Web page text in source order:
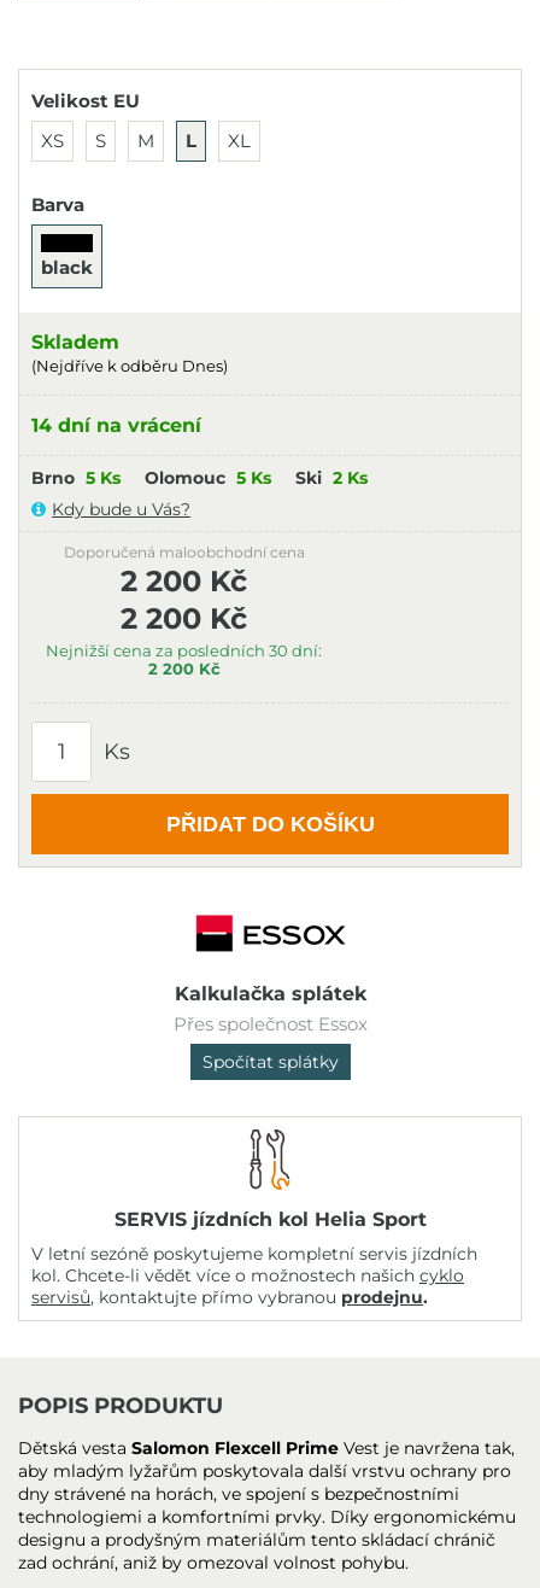
Velikost EU
XS
S M L XL
Barva
black
Skladem
(Nejdříve k odběru Dnes)
14 dní na vrácení
Brno 5 Ks Olomouc 5 Ks Ski 2 Ks
Kdy bude u Vás?
2 200 Kč
Nejnižší cena za posledních 30 dní:
2 200 Kč
Doporučená maloobchodní cena
2 200 Kč
Ks
PŘIDAT DO KOŠÍKU
Kalkulačka splátek
Přes společnost Essox
Spočítat splátky
SERVIS jízdních kol Helia Sport
V letní sezóně poskytujeme kompletní servis jízdních
kol. Chcete-li vědět více o možnostech našich cyklo
servisů, kontaktujte přímo vybranou prodejnu.
POPIS PRODUKTU
Dětská vesta Salomon Flexcell Prime Vest je navržena tak,
aby mladým lyžařům poskytovala další vrstvu ochrany pro
dny strávené na horách, ve spojení s bezpečnostními
technologiemi a komfortními prvky. Díky ergonomickému
designu a prodyšným materiálům tento skládací chránič
zad ochrání, aniž by omezoval volnost pohybu.